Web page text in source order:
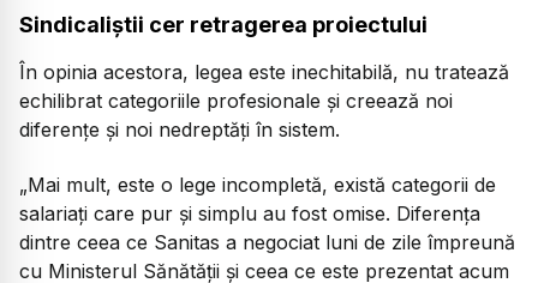
Sindicaliștii cer retragerea proiectului
În opinia acestora, legea este inechitabilă, nu tratează
echilibrat categoriile profesionale și creează noi
diferențe și noi nedreptăți în sistem.
„Mai mult, este o lege incompletă, există categorii de
salariați care pur și simplu au fost omise. Diferența
dintre ceea ce Sanitas a negociat luni de zile împreună
cu Ministerul Sănătății și ceea ce este prezentat acum